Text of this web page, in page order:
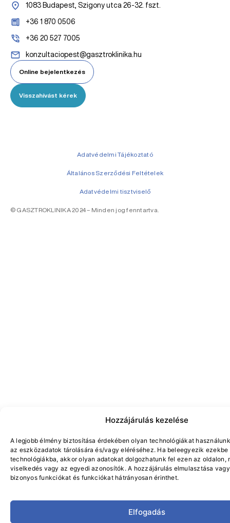
Hozzájárulás kezelése
A legjobb élmény biztosítása érdekében olyan technológiákat
az eszközadatok tárolására és/vagy eléréséhez. Ha beleegyezik ezekbe
technológiákba, akkor olyan adatokat dolgozhatunk fel ezen az oldalon,
viselkedés vagy az egyedi azonosítók. A hozzájárulás elmulasztása
bizonyos funkciókat és funkciókat hátrányosan érinthet.
Elfogadás
1083 Budapest, Szigony utca 26-32. fszt.
+36 1 870 0506
+36 20 527 7005
konzultaciopest@gasztroklinika.hu
Online bejelentkezés
Visszahívást kérek
Adatvédelmi Tájékoztató
Általános Szerződési Feltételek
Adatvédelmi tisztviselő
© GASZTROKLINIKA 2024 – Minden jog fenntartva.